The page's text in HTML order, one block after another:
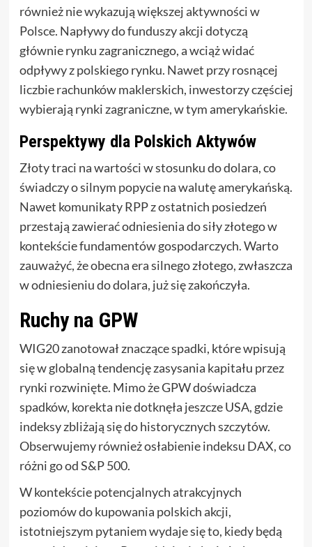
również nie wykazują większej aktywności w
Polsce. Napływy do funduszy akcji dotyczą
głównie rynku zagranicznego, a wciąż widać
odpływy z polskiego rynku. Nawet przy rosnącej
liczbie rachunków maklerskich, inwestorzy częściej
wybierają rynki zagraniczne, w tym amerykańskie.
Perspektywy dla Polskich Aktywów
Złoty traci na wartości w stosunku do dolara, co
świadczy o silnym popycie na walutę amerykańską.
Nawet komunikaty RPP z ostatnich posiedzeń
przestają zawierać odniesienia do siły złotego w
kontekście fundamentów gospodarczych. Warto
zauważyć, że obecna era silnego złotego, zwłaszcza
w odniesieniu do dolara, już się zakończyła.
Ruchy na GPW
WIG20 zanotował znaczące spadki, które wpisują
się w globalną tendencję zasysania kapitału przez
rynki rozwinięte. Mimo że GPW doświadcza
spadków, korekta nie dotknęła jeszcze USA, gdzie
indeksy zbliżają się do historycznych szczytów.
Obserwujemy również osłabienie indeksu DAX, co
różni go od S&P 500.
W kontekście potencjalnych atrakcyjnych
poziomów do kupowania polskich akcji,
istotniejszym pytaniem wydaje się to, kiedy będą